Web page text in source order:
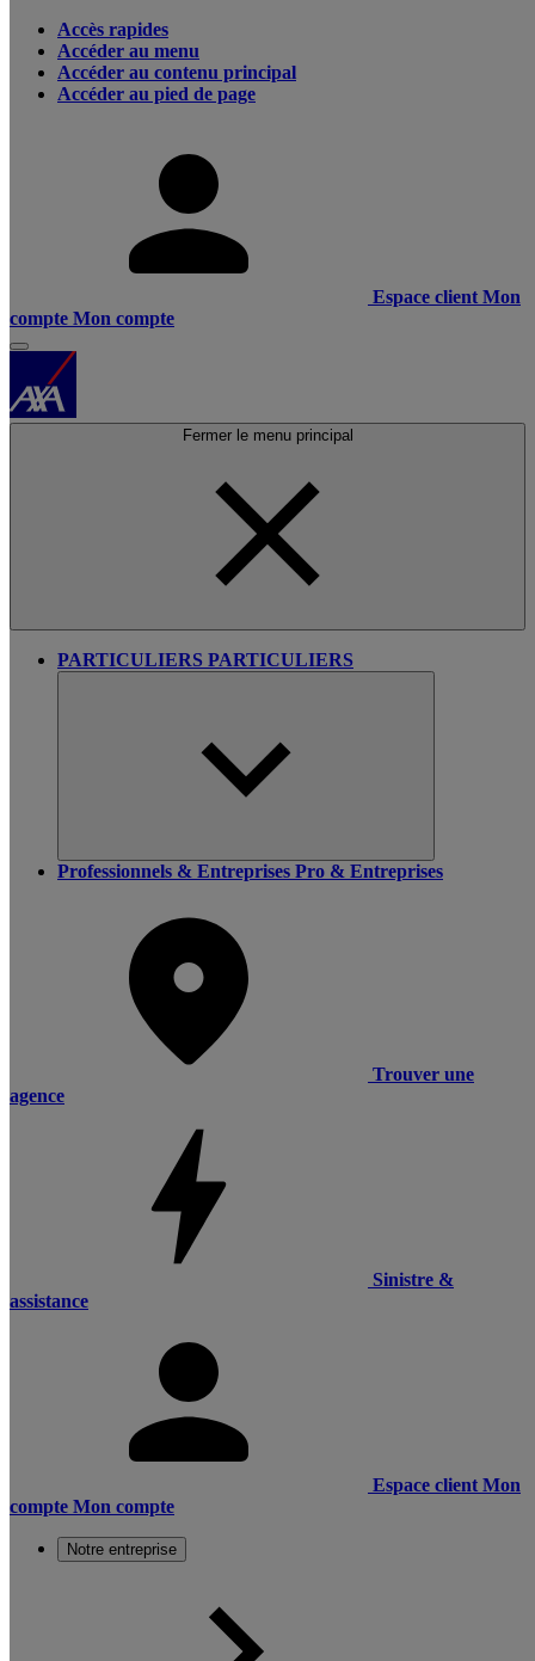
Accès rapides
Accéder au menu
Accéder au contenu principal
Accéder au pied de page
Espace client Mon
compte Mon compte
Fermer le menu principal
PARTICULIERS PARTICULIERS
Professionnels & Entreprises Pro & Entreprises
Trouver une
agence
Sinistre &
assistance
Espace client Mon
compte Mon compte
Notre entreprise